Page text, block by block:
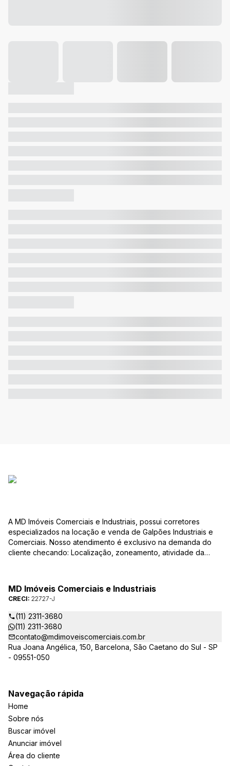
A MD Imóveis Comerciais e Industriais, possui corretores
especializados na locação e venda de Galpões Industriais e
Comerciais. Nosso atendimento é exclusivo na demanda do
cliente checando: Localização, zoneamento, atividade da
atender de verdade a sua necessidade!
MD Imóveis Comerciais e Industriais
CRECI: 22727-J
(11) 2311-3680
(11) 2311-3680
contato@mdimoveiscomerciais.com.br
Rua Joana Angélica, 150, Barcelona, São Caetano do Sul - SP
- 09551-050
Navegação rápida
Home
Sobre nós
Buscar imóvel
Anunciar imóvel
Área do cliente